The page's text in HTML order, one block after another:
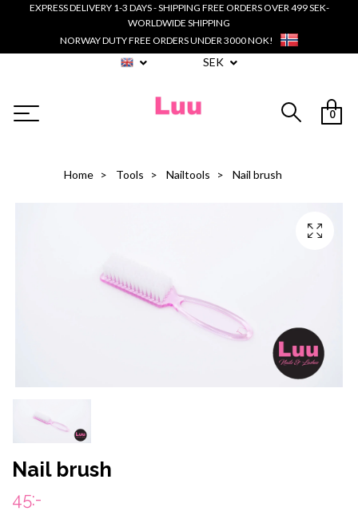
EXPRESS DELIVERY 1-3 DAYS - SHIPPING FREE ORDERS OVER 499 SEK-
WORLDWIDE SHIPPING
NORWAY DUTY FREE ORDERS UNDER 3000 NOK!
SEK
0
Home Tools Nailtools Nail brush
Nail brush
45:-